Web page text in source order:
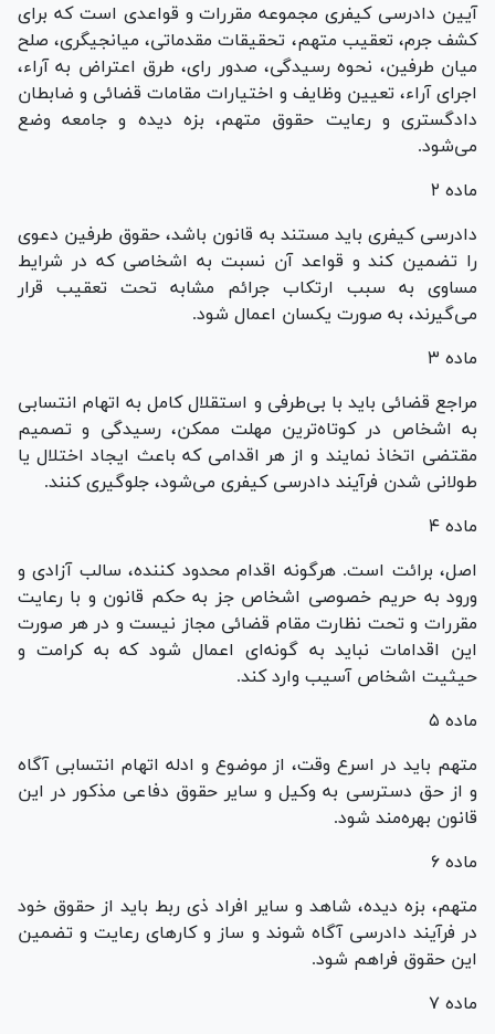
آیین دادرسی کیفری مجموعه مقررات و قواعدی است که برای
کشف جرم، تعقیب متهم، تحقیقات مقدماتی، میانجیگری، صلح
میان طرفین، نحوه رسیدگی، صدور رای، طرق اعتراض به آراء،
اجرای آراء، تعیین وظایف و اختیارات مقامات قضائی و ضابطان
دادگستری و رعایت حقوق متهم، بزه دیده و جامعه وضع
می‌شود.
ماده ۲
دادرسی کیفری باید مستند به قانون باشد، حقوق طرفین دعوی
را تضمین کند و قواعد آن نسبت به اشخاصی که در شرایط
مساوی به سبب ارتکاب جرائم مشابه تحت تعقیب قرار
می‌گیرند، به صورت یکسان اعمال شود.
ماده ۳
مراجع قضائی باید با بی‌طرفی و استقلال کامل به اتهام انتسابی
به اشخاص در کوتاه‌ترین مهلت ممکن، رسیدگی و تصمیم
مقتضی اتخاذ نمایند و از هر اقدامی که باعث ایجاد اختلال یا
طولانی شدن فرآیند دادرسی کیفری می‌شود، جلوگیری کنند.
ماده ۴
اصل، برائت است. هرگونه اقدام محدود کننده، سالب آزادی و
ورود به حریم خصوصی اشخاص جز به حکم قانون و با رعایت
مقررات و تحت نظارت مقام قضائی مجاز نیست و در هر صورت
این اقدامات نباید به گونه‌ای اعمال شود که به کرامت و
حیثیت اشخاص آسیب وارد کند.
ماده ۵
متهم باید در اسرع وقت، از موضوع و ادله اتهام انتسابی آگاه
و از حق دسترسی به وکیل و سایر حقوق دفاعی مذکور در این
قانون بهره‌مند شود.
ماده ۶
متهم، بزه دیده، شاهد و سایر افراد ذی ربط باید از حقوق خود
در فرآیند دادرسی آگاه شوند و ساز و کار‌های رعایت و تضمین
این حقوق فراهم شود.
ماده ۷